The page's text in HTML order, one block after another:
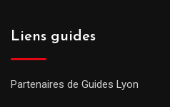
Liens guides
Partenaires de Guides Lyon